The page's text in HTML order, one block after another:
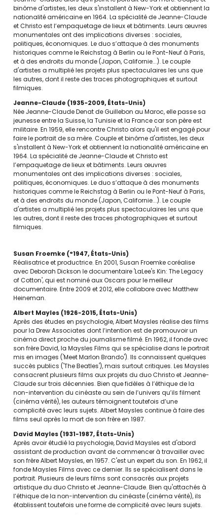
binôme d'artistes, les deux s'installent à New-York et obtiennent la
nationalité américaine en 1964. La spécialité de Jeanne-Claude
et Christo est l’empaquetage de lieux et bâtiments. Leurs œuvres
monumentales ont des implications diverses : sociales,
politiques, économiques. Le duo s’attaque à des monuments
historiques comme le Reichstag à Berlin ou le Pont-Neuf à Paris,
et à des endroits du monde (Japon, Californie...). Le couple
d'artistes a multiplié les projets plus spectaculaires les uns que
les autres, dont il reste des traces photographiques et surtout
filmiques.
Jeanne-Claude 1935-2009 États-Unis
Née Jeanne-Claude Denat de Guillebon au Maroc, elle passe sa
jeunesse entre la Suisse, la Tunisie et la France car son père est
militaire. En 1959, elle rencontre Christo alors qu'il est engagé pour
faire le portrait de sa mère. Couple et binôme d'artistes, les deux
s'installent à New-York et obtiennent la nationalité américaine en
1964. La spécialité de Jeanne-Claude et Christo est
l’empaquetage de lieux et bâtiments. Leurs œuvres
monumentales ont des implications diverses : sociales,
politiques, économiques. Le duo s’attaque à des monuments
historiques comme le Reichstag à Berlin ou le Pont-Neuf à Paris,
et à des endroits du monde (Japon, Californie...). Le couple
d'artistes a multiplié les projets plus spectaculaires les uns que
les autres, dont il reste des traces photographiques et surtout
filmiques.
Susan Froemke °1947 États-Unis
Réalisatrice et productrice. En 2001, Susan Froemke coréalise
avec Deborah Dickson le documentaire 'LaLee's Kin: The Legacy
of Cotton', qui est nominé aux Oscars pour le meilleur
documentaire. Entre 2009 et 2012, elle collabore avec Matthew
Heineman.
Albert Mayles 1926-2015 États-Unis
Après des études en psychologie, Albert Maysles réalise des films
pour la Drew Associates dont l’intention est de promouvoir un
cinéma direct proche du journalisme filmé. En 1962, il fonde avec
son frère David, la Maysles Films qui se spécialise dans le portrait
mis en images ('Meet Marlon Brando'). Ils connaissent quelques
succès publics ('The Beatles'), mais surtout critiques. Les Maysles
consacrent plusieurs films aux projets du duo Christo et Jeanne-
Claude sur trois décennies. Bien que fidèles à l’éthique de la
non-intervention du cinéaste au sein de l’univers qu’ils filment
(cinéma vérité), les auteurs témoignent toutefois d’une
complicité avec leurs sujets. Albert Maysles continue à faire des
films seul après la mort de son frère en 1987.
David Mayles 1931-1987 États-Unis
Après avoir étudié la psychologie, David Maysles est d'abord
assistant de production avant de commencer à travailler avec
son frère Albert Maysles, en 1957. C'est un expert du son. En 1962, il
fonde Maysles Films avec ce dernier. Ils se spécialisent dans le
portrait. Plusieurs de leurs films sont consacrés aux projets
artistique du duo Christo et Jeanne-Claude. Bien qu'attachés à
l’éthique de la non-intervention du cinéaste (cinéma vérité), ils
établissent toutefois une forme de complicité avec leurs sujets.